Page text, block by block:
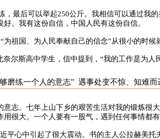
最后可以举起250公斤。我相信可以通过我
好。我有这份自信，中国人民有这份自信。
祖国、为人民奉献自己的信念”从很小的时候
尔斯高中学生，信中提到，“我的工作是为人
磨练一个人的意志” 遇事处变不惊、知难而
志。七年上山下乡的艰苦生活对我的锻炼很
很大。一个人要有一股气，遇到任何事情都
平心中引起了很大震动。书的主人公拉赫美